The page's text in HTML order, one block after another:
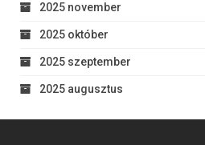
2025 november
2025 október
2025 szeptember
2025 augusztus